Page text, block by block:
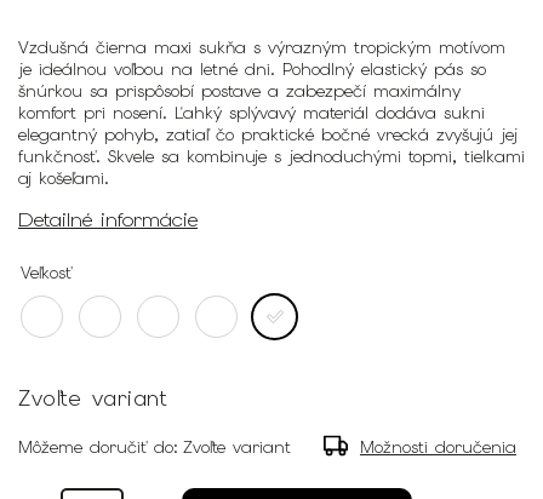
Vzdušná čierna maxi sukňa s výrazným tropickým motívom
je ideálnou voľbou na letné dni. Pohodlný elastický pás so
šnúrkou sa prispôsobí postave a zabezpečí maximálny
komfort pri nosení. Ľahký splývavý materiál dodáva sukni
elegantný pohyb, zatiaľ čo praktické bočné vrecká zvyšujú jej
funkčnosť. Skvele sa kombinuje s jednoduchými topmi, tielkami
aj košeľami.
Detailné informácie
Veľkosť
Zvoľte variant
Môžeme doručiť do: Zvoľte variant Možnosti doručenia